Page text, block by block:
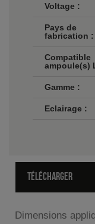
Voltage :
Pays de
fabrication :
Compatible
ampoule(s)
Gamme :
Eclairage :
TÉLÉCHARGER
Dimensions